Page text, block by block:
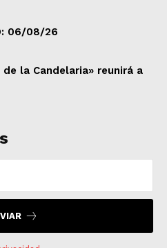
06/08/26
la Candelaria» reunirá a